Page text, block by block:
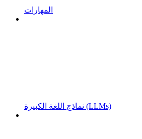
المهارات
نماذج اللغة الكبيرة (LLMs)